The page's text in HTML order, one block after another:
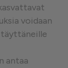
voidaan
täyttäneille
antaa